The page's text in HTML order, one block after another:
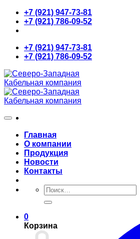
Skip
content
+7 (921) 947-73-81
+7 (921) 786-09-52
+7 (921) 947-73-81
+7 (921) 786-09-52
Главная
О компании
Продукция
Новости
Контакты
Искать:
0
Корзина